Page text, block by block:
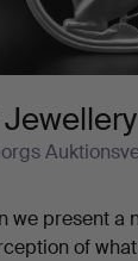
we present a
of